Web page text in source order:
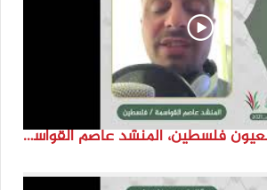
انتماء2021: موال لعيون فلسطين، المنشد عاصم القواسمة، الاردن